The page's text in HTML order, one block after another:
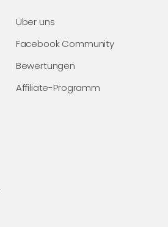
Über uns
Facebook Community
Bewertungen
Affiliate-Programm